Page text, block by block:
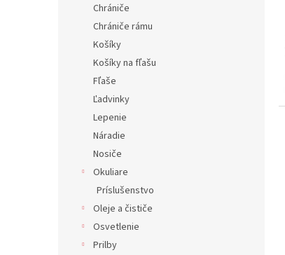
Chrániče
Chrániče rámu
Košíky
Košíky na fľašu
Fľaše
Ľadvinky
Lepenie
Náradie
Nosiče
Okuliare
Príslušenstvo
Oleje a čističe
Osvetlenie
Prilby